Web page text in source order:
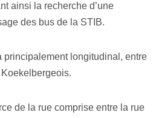
ainsi la recherche d’une
des bus de la STIB.
principalement longitudinal, entre
de la rue comprise entre la rue